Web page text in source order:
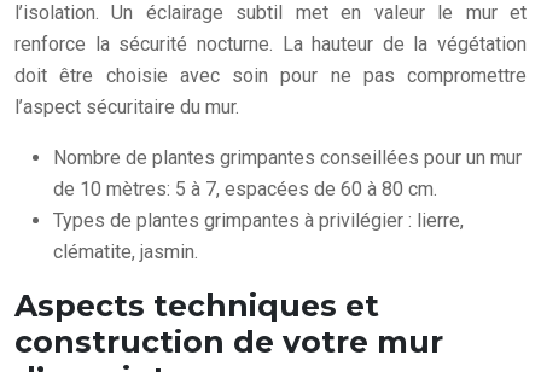
l’isolation. Un éclairage subtil met en valeur le mur et
renforce la sécurité nocturne. La hauteur de la végétation
doit être choisie avec soin pour ne pas compromettre
l’aspect sécuritaire du mur.
Nombre de plantes grimpantes conseillées pour un mur
de 10 mètres: 5 à 7, espacées de 60 à 80 cm.
Types de plantes grimpantes à privilégier : lierre,
clématite, jasmin.
Aspects techniques et
construction de votre mur